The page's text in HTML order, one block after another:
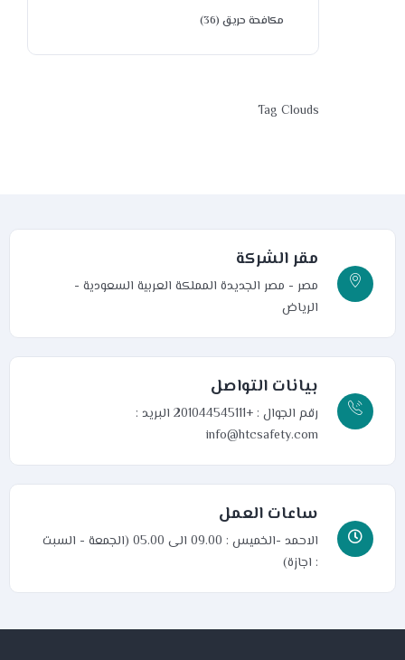
مكافحة حريق (36)
Tag Clouds
مقر الشركة
مصر - مصر الجديدة المملكة العربية السعودية -
الرياض
بيانات التواصل
رقم الجوال : +201044545111
البريد :
info@htcsafety.com
ساعات العمل
الاحمد -الخميس : 09.00 الى 05.00 (الجمعة - السبت
: اجازة)